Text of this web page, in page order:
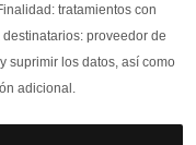
tratamientos con
proveedor de
suprimir los datos, así como
adicional.